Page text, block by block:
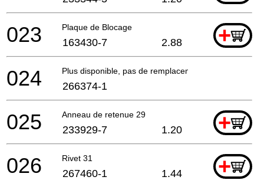
Plaque de Blocage +
023 163430-7 2.88
Plus disponible, pas de remplacement
024 266374-1
Anneau de retenue 29 +
025 233929-7 1.20
Rivet 31 +
026 267460-1 1.44